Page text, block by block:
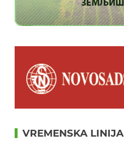
VREMENSKA LINIJA